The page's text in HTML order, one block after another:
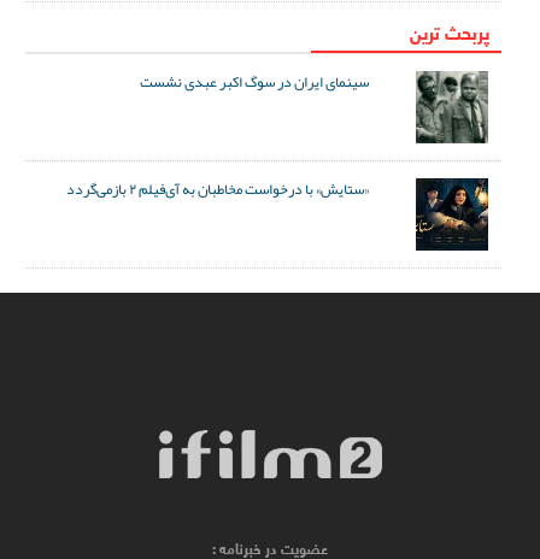
پربحث ترین
سینمای ایران در سوگ اکبر عبدی نشست
«ستایش» با درخواست مخاطبان به آی‌فیلم ۲ بازمی‌گردد
عضویت در خبرنامه :